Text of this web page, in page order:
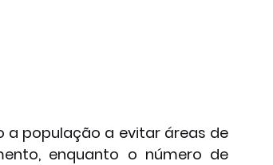
a população a evitar áreas de
enquanto o número de